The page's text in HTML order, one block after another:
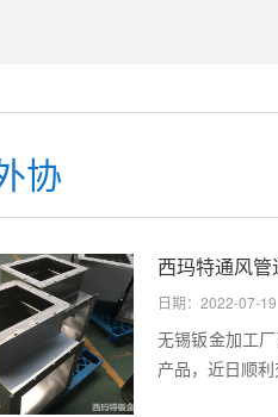
协
西玛特通风
日期：2022-07-
无锡钣金加工
产品，近日顺利